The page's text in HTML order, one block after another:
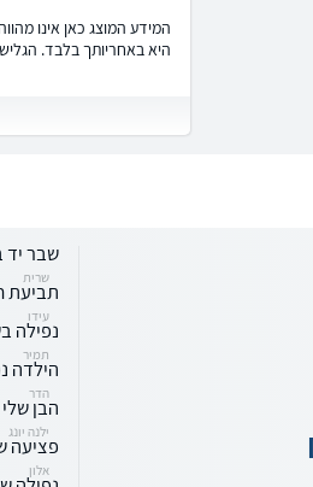
המידע המוצג כאן אינו
היא באחריותך בלבד.
שבר יד
שרית
תביעת
עידו
נפילה
תמיר
הילדה
הדר
הבן שלי בן 9 שבר
ילנה יונג
פציעה
אלון